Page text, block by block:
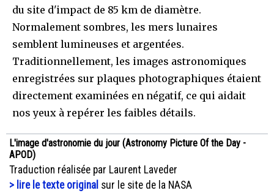
du site d'impact de 85 km de diamètre.
Normalement sombres, les mers lunaires
semblent lumineuses et argentées.
Traditionnellement, les images astronomiques
enregistrées sur plaques photographiques étaient
directement examinées en négatif, ce qui aidait
nos yeux à repérer les faibles détails.
L'image d'astronomie du jour (Astronomy Picture Of the Day -
APOD)
Traduction réalisée par Laurent Laveder
> lire le texte original sur le site de la NASA